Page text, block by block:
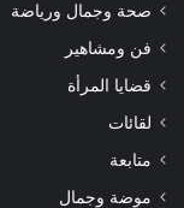
صحة وجمال ورياضة
فن ومشاهير
قضايا المرأة
لقائات
متابعة
موضة وجمال